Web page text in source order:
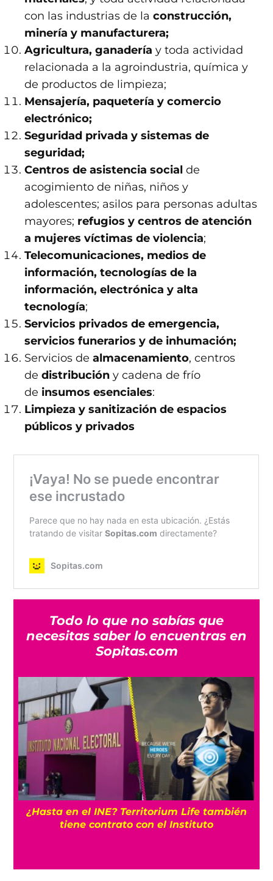
con las industrias de laconstrucción,
minería y manufacturera;
Agricultura, ganaderíay toda actividad
relacionada a la agroindustria, química y
de productos de limpieza;
Mensajería, paquetería y comercio
electrónico;
Seguridad privada y sistemas de
seguridad;
Centros de asistencia social de
acogimiento de niñas, niños y
adolescentes; asilos para personas adultas
mayores; refugios y centros de atención
a mujeres víctimas de violencia;
Telecomunicaciones, medios de
información, tecnologías de la
información, electrónica y alta
tecnología;
Servicios privados de emergencia,
servicios funerarios y de inhumación;
Servicios dealmacenamiento, centros
dedistribución y cadena de frío
de insumos esenciales:
Limpieza y sanitización de espacios
públicos y privados
Todo lo que no sabías que
necesitas saber lo encuentras en
Sopitas.com
¿Hasta en el INE? Territorium Life también
tiene contrato con el Instituto